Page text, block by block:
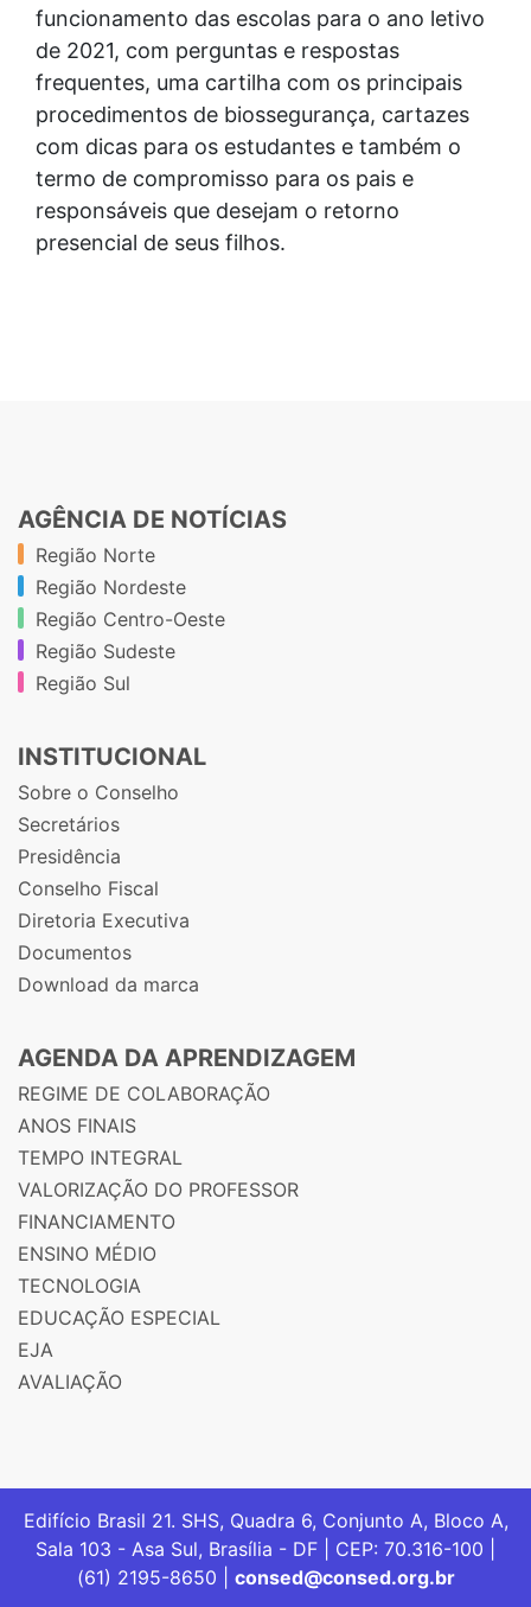
funcionamento das escolas para o ano letivo
de 2021, com perguntas e respostas
frequentes, uma cartilha com os principais
procedimentos de biossegurança, cartazes
com dicas para os estudantes e também o
termo de compromisso para os pais e
responsáveis que desejam o retorno
presencial de seus filhos.
AGÊNCIA DE NOTÍCIAS
Região Norte
Região Nordeste
Região Centro-Oeste
Região Sudeste
Região Sul
INSTITUCIONAL
Sobre o Conselho
Secretários
Presidência
Conselho Fiscal
Diretoria Executiva
Documentos
Download da marca
AGENDA DA APRENDIZAGEM
REGIME DE COLABORAÇÃO
ANOS FINAIS
TEMPO INTEGRAL
VALORIZAÇÃO DO PROFESSOR
FINANCIAMENTO
ENSINO MÉDIO
TECNOLOGIA
EDUCAÇÃO ESPECIAL
EJA
AVALIAÇÃO
Edifício Brasil 21. SHS, Quadra 6, Conjunto A, Bloco A,
Sala 103 - Asa Sul, Brasília - DF | CEP: 70.316-100 |
(61) 2195-8650 | consed@consed.org.br